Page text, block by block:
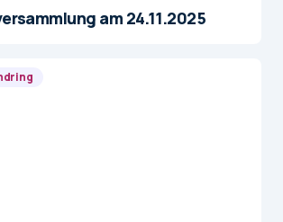
am 24.11.2025